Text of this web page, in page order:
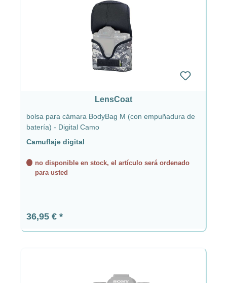
LensCoat
bolsa para cámara BodyBag M (con empuñadura de
batería) - Digital Camo
Camuflaje digital
no disponible en stock, el artículo será ordenado
para usted
Precio normal:
36,95 €